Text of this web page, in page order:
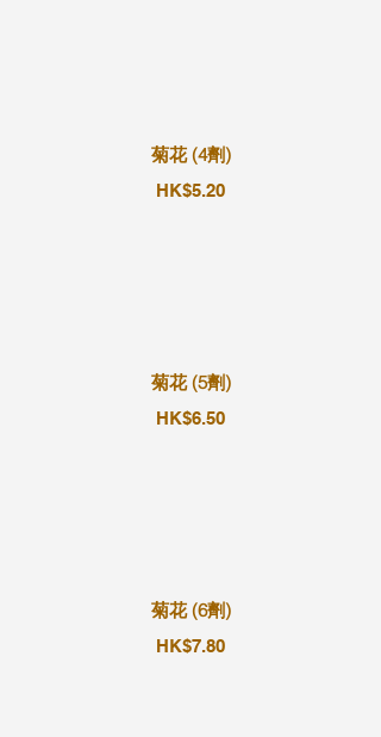
菊花 (4劑)
HK$5.20
菊花 (5劑)
HK$6.50
菊花 (6劑)
HK$7.80